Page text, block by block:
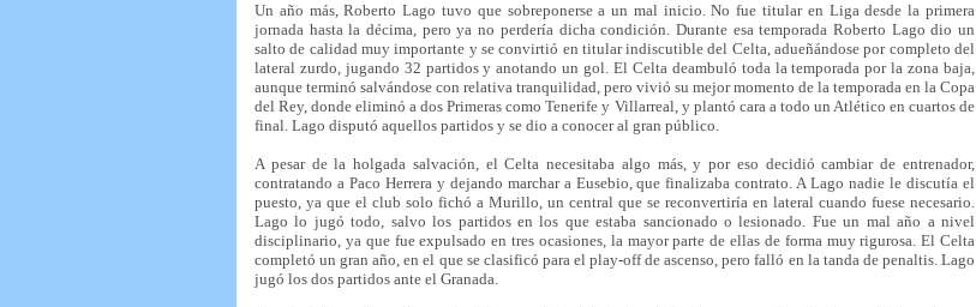
Un año más, Roberto Lago tuvo que sobreponerse a un mal inicio. No fue titular en Liga desde la primera
jornada hasta la décima, pero ya no perdería dicha condición. Durante esa temporada Roberto Lago dio un
salto de calidad muy importante y se convirtió en titular indiscutible del Celta, adueñándose por completo del
lateral zurdo, jugando 32 partidos y anotando un gol. El Celta deambuló toda la temporada por la zona baja,
aunque terminó salvándose con relativa tranquilidad, pero vivió su mejor momento de la temporada en la Copa
del Rey, donde eliminó a dos Primeras como Tenerife y Villarreal, y plantó cara a todo un Atlético en cuartos de
final. Lago disputó aquellos partidos y se dio a conocer al gran público.
A pesar de la holgada salvación, el Celta necesitaba algo más, y por eso decidió cambiar de entrenador,
contratando a Paco Herrera y dejando marchar a Eusebio, que finalizaba contrato. A Lago nadie le discutía el
puesto, ya que el club solo fichó a Murillo, un central que se reconvertiría en lateral cuando fuese necesario.
Lago lo jugó todo, salvo los partidos en los que estaba sancionado o lesionado. Fue un mal año a nivel
disciplinario, ya que fue expulsado en tres ocasiones, la mayor parte de ellas de forma muy rigurosa. El Celta
completó un gran año, en el que se clasificó para el play-off de ascenso, pero falló en la tanda de penaltis. Lago
jugó los dos partidos ante el Granada.